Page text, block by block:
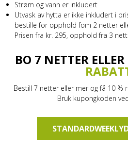
Strøm og vann er inkludert
Utvask av hytta er ikke inkludert i
bestille for opphold fom 2 netter
Prisen fra kr. 295, opphold fra 3
BO 7 NETTER
Bestill 7 netter eller mer og få 10
Bruk kupongkoden